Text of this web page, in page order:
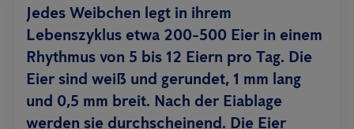
Jedes Weibchen legt in ihrem
Lebenszyklus etwa 200-500 Eier in einem
Rhythmus von 5 bis 12 Eiern pro Tag. Die
Eier sind weiß und gerundet, 1 mm lang
und 0,5 mm breit. Nach der Eiablage
werden sie durchscheinend. Die Eier